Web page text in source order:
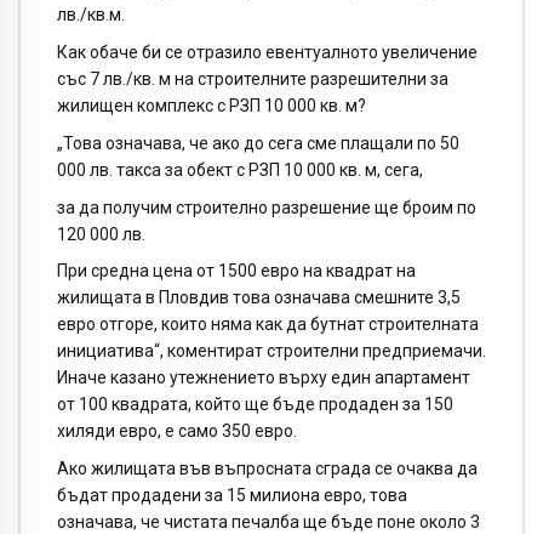
лв./кв.м.
Как обаче би се отразило евентуалното увеличение
със 7 лв./кв. м на строителните разрешителни за
жилищен комплекс с РЗП 10 000 кв. м?
„Това означава, че ако до сега сме плащали по 50
000 лв. такса за обект с РЗП 10 000 кв. м, сега,
за да получим строително разрешение ще броим по
120 000 лв.
При средна цена от 1500 евро на квадрат на
жилищата в Пловдив това означава смешните 3,5
евро отгоре, които няма как да бутнат строителната
инициатива“, коментират строителни предприемачи.
Иначе казано утежнението върху един апартамент
от 100 квадрата, който ще бъде продаден за 150
хиляди евро, е само 350 евро.
Ако жилищата във въпросната сграда се очаква да
бъдат продадени за 15 милиона евро, това
означава, че чистата печалба ще бъде поне около 3